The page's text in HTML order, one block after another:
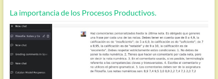
La importancia de los Procesos Productivos.